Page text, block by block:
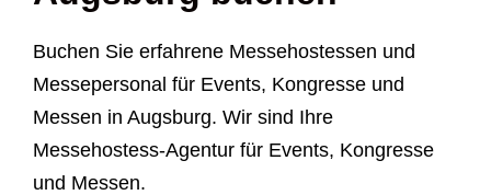
Buchen Sie erfahrene Messehostessen und
Messepersonal für Events, Kongresse und
Messen in Augsburg. Wir sind Ihre
Messehostess-Agentur für Events, Kongresse
und Messen.